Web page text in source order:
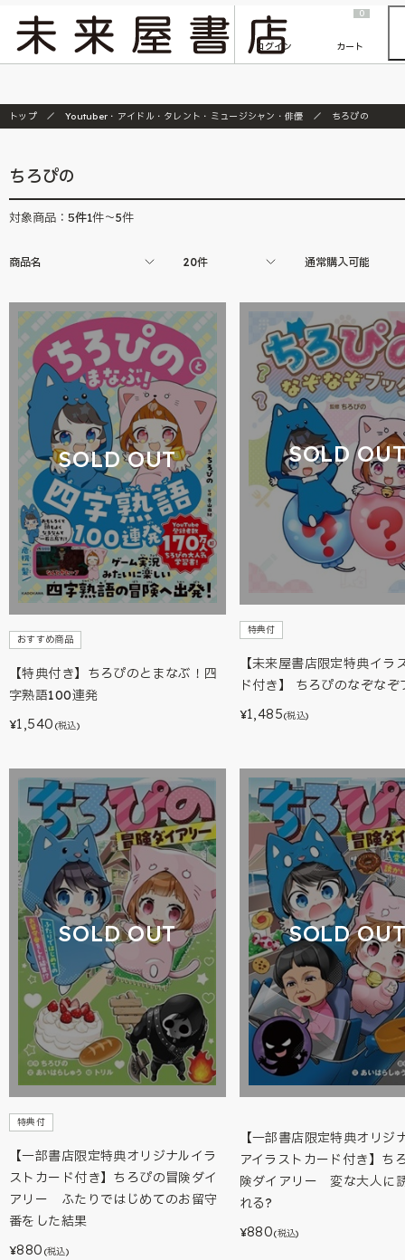
『ONE PIECE magazine 021 ONE PIECEカード付き同梱版』発売延期のご案内
ログイン
0
カート
トップ Youtuber・アイドル・タレント・ミュージシャン・俳優 ちろぴの
ちろぴの
対象商品： 5件1件～5件
商品名 20件 通常購入可能
SOLD OUT
おすすめ商品
【特典付き】ちろぴのとまなぶ！四
字熟語100連発
¥1,540 (税込)
SOLD
特典付
【未来屋書店限定特典イラ
ド付き】 ちろぴのなぞなぞ
¥1,485(税込)
SOLD OUT
特典付
【一部書店限定特典オリジナルイラ
ストカード付き】ちろぴの冒険ダイ
アリー ふたりではじめてのお留守
番をした結果
¥880 (税込)
SOLD
【一部書店限定特典オリジ
アイラストカード付き】ち
険ダイアリー 変な大人に
れる?
¥880(税込)